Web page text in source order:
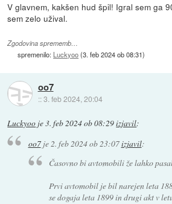
V glavnem, kakšen hud špil! Igral sem ga
sem zelo užival.
Zgodovina sprememb…
spremenilo: Luckyoo(3. feb 2024 ob 08:31)
oo7
::3. feb 2024, 20:04
Luckyoo je3. feb 2024 ob 08:29izjavil:
oo7je 2. feb 2024 ob 23:07izjavil:
Časovno bi avtomobili že lahko
Prvi avtomobil je bil narejen leta
se dogaja leta 1899 in drugi akt v